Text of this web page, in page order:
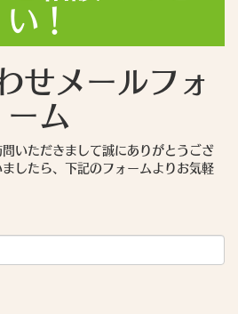
い！
せメールフォ
ーム
いただきまして誠にありがとうござ
したら、下記のフォームよりお気軽